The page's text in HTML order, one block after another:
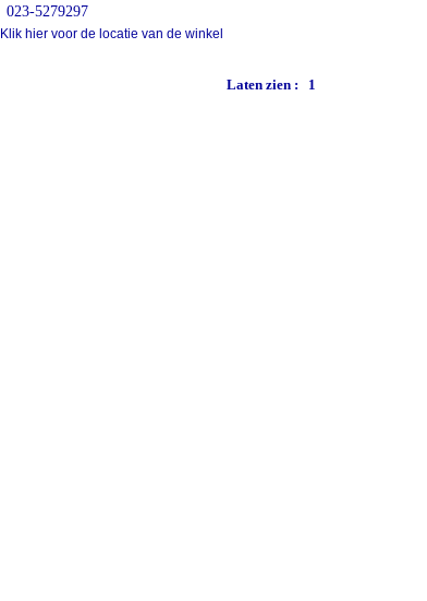
023-5279297
Klik hier voor de locatie van de winkel
Laten zien : 1